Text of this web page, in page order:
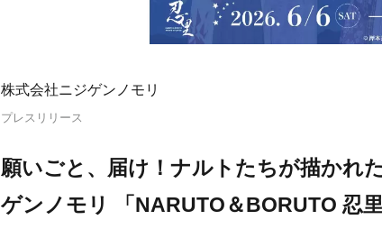
株式会社ニジゲンノモリ
プレスリリース
願いごと、届け！ナルトたちが描かれ
ゲンノモリ 「NARUTO＆BORUTO 忍